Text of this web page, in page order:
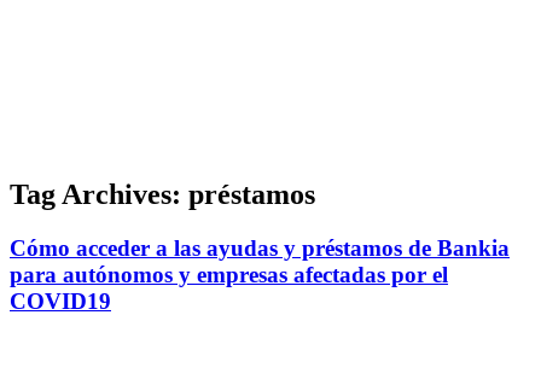
Tag Archives: préstamos
Cómo acceder a las ayudas y préstamos de Bankia
para autónomos y empresas afectadas por el
COVID19